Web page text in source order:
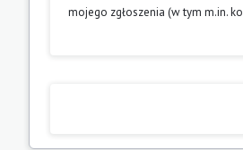
mojego zgłoszenia (w tym m.in.